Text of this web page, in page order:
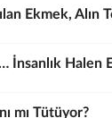
Ekmek, Alın
İnsanlık Halen
mı Tütüyor?